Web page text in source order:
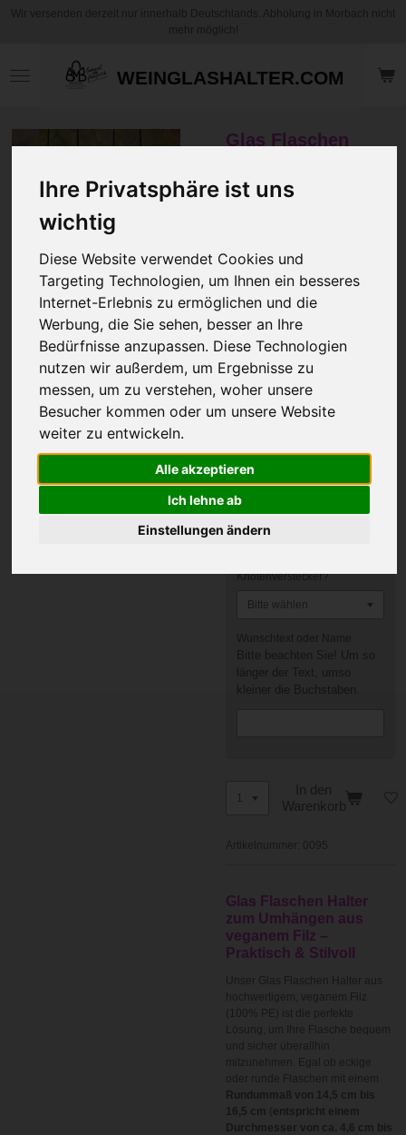
Ihre Privatsphäre ist uns
wichtig
Diese Website verwendet Cookies und
Targeting Technologien, um Ihnen ein besseres
Internet-Erlebnis zu ermöglichen und die
Werbung, die Sie sehen, besser an Ihre
Bedürfnisse anzupassen. Diese Technologien
nutzen wir außerdem, um Ergebnisse zu
messen, um zu verstehen, woher unsere
Besucher kommen oder um unsere Website
weiter zu entwickeln.
Alle akzeptieren
Ich lehne ab
Einstellungen ändern
WEINGLASHALTER.COM
Glas Flaschen
Umhängen für
14,5cm bis 16,5 cm
Rundummaß mit
oder ohne
Gravierung / DTF
Druck
11,00 €
Versandkosten
Farbe
Beschriftung
Knotenverstecker?
In den
Warenkorb
Artikelnummer: 0095
Glas Flaschen Halter
zum Umhängen aus
veganem Filz –
Praktisch & Stilvoll
Unser Glas Flaschen Halter aus
hochwertigem, veganem Filz
(100% PE) ist die perfekte
Lösung, um Ihre Flasche bequem
und sicher überallhin
mitzunehmen. Egal ob eckige
oder runde Flaschen mit einem
Rundummaß von 14,5 cm bis
16,5 cm
entspricht einem
Durchmesser von ca. 4,6 cm bis